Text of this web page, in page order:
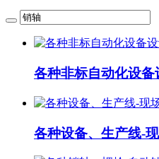
各种非标自动化设备
各种设备、生产线-